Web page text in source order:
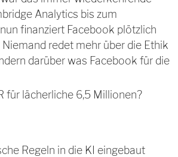
Analytics bis zum
finanziert Facebook plötzlich
redet mehr über die Ethik
darüber was Facebook für die
für lächerliche 6,5 Millionen?
Regeln in die KI eingebaut